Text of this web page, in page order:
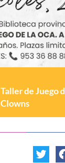
Taller de Juego
Clowns